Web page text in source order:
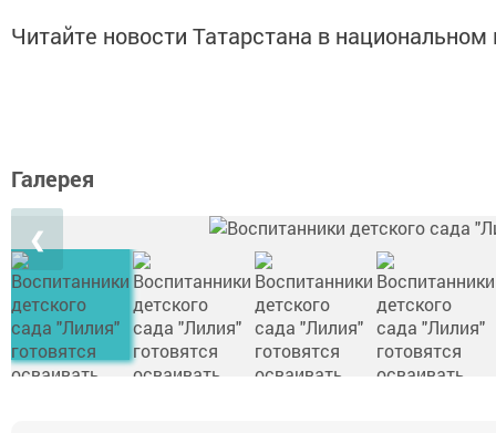
Читайте новости Татарстана в
Галерея
❮